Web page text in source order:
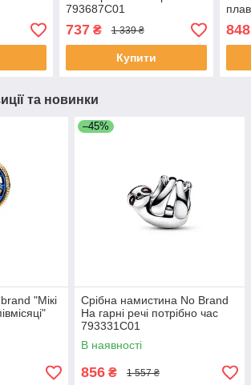
793687C01
737₴ 1 339 ₴
Купити
848
та новинки
"Мікі
–45%
Срібна намистина No Brand
На гарні речі потрібно час
793331C01
В наявності
856 ₴ 1 557 ₴